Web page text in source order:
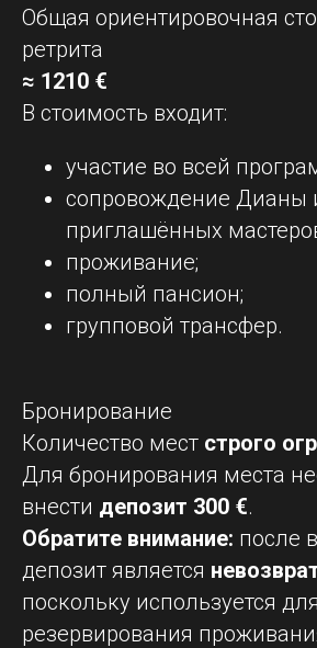
Общая ориентировочная
ретрита
≈ 1210 €
В стоимость входит:
участие во всей
сопровождение Дианы
приглашённых
проживание;
полный пансион;
групповой трансфер.
Бронирование
Количество мест строго
Для бронирования места
внести депозит 300 €.
Обратите внимание: после
депозит является
поскольку используется для
резервирования